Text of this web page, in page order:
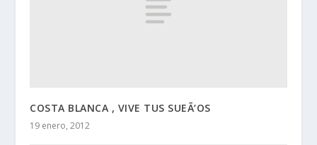
COSTA BLANCA , VIVE TUS SUEÃ‘OS
19 enero, 2012